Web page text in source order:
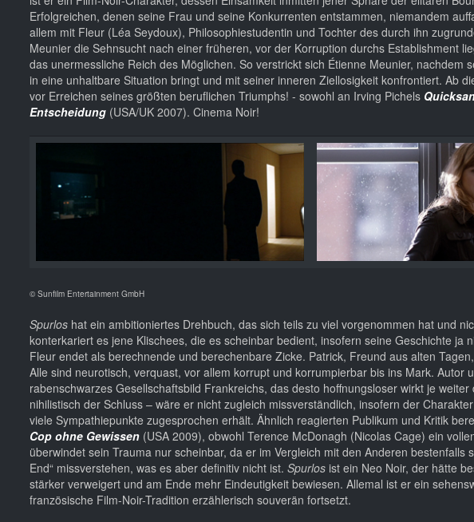
Erfolgreichen, denen seine Frau und seine Konkurrenten entstammen, niemandem
allem mit Fleur (Léa Seydoux), Philosophiestudentin und Tochter des durch ihn
Meunier die Sehnsucht nach einer früheren, vor der Korruption durchs Establishment
das unermessliche Reich des Möglichen. So verstrickt sich Étienne Meunier, nachdem
in eine unhaltbare Situation bringt und mit seiner inneren Ziellosigkeit konfrontiert. Ab
vor Erreichen seines größten beruflichen Triumphs! - sowohl an Irving Pichels
Entscheidung (USA/UK 2007). Cinema Noir!
© Sunfilm Entertainment GmbH
Spurlos hat ein ambitioniertes Drehbuch, das sich teils zu viel vorgenommen hat und
konterkariert es jene Klischees, die es scheinbar bedient, insofern seine Geschichte ja
Fleur endet als berechnende und berechenbare Zicke. Patrick, Freund aus alten
Alle sind neurotisch, verquast, vor allem korrupt und korrumpierbar bis ins Mark. Autor
rabenschwarzes Gesellschaftsbild Frankreichs, das desto hoffnungsloser wirkt je
nihilistisch der Schluss – wäre er nicht zugleich missverständlich, insofern der
viele Sympathiepunkte zugesprochen erhält. Ähnlich reagierten Publikum und Kritik
Cop ohne Gewissen (USA 2009), obwohl Terence McDonagh (Nicolas Cage) ein
überwindet sein Trauma nur scheinbar, da er im Vergleich mit den Anderen bestenfalls
End“ missverstehen, was es aber definitiv nicht ist. Spurlos ist ein Neo Noir, der hätte
stärker verweigert und am Ende mehr Eindeutigkeit bewiesen. Allemal ist er ein
französische Film-Noir-Tradition erzählerisch souverän fortsetzt.